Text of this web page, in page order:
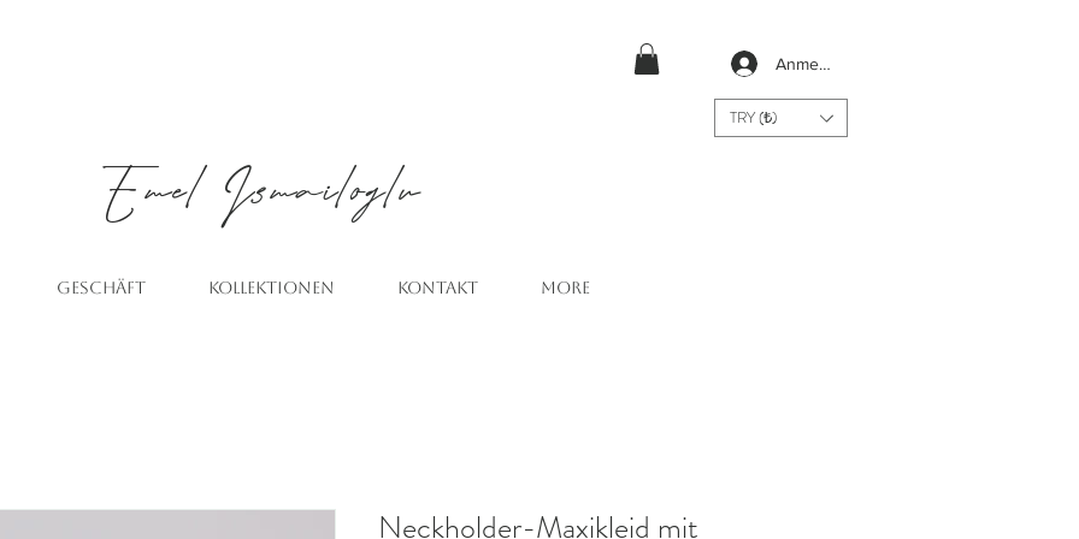
Anmelden
TRY (₺)
Emel Ismailoglu
GESCHÄFT KOLLEKTIONEN KONTAKT More
Neckholder-Maxikleid mit